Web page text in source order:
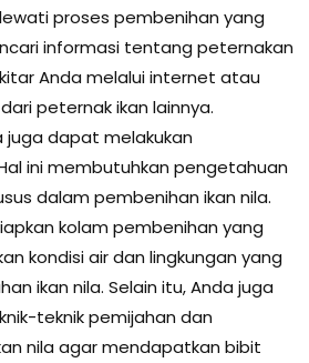
proses pembenihan yang
informasi tentang peternakan
Anda melalui internet atau
peternak ikan lainnya.
juga dapat melakukan
ini membutuhkan pengetahuan
dalam pembenihan ikan nila.
kolam pembenihan yang
kondisi air dan lingkungan yang
ikan nila. Selain itu, Anda juga
teknik pemijahan dan
nila agar mendapatkan bibit